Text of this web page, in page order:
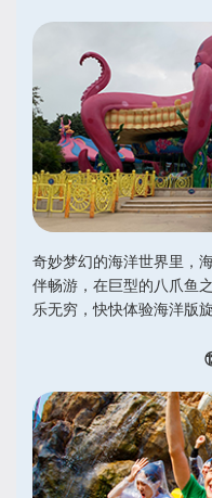
奇妙梦幻的海洋世界里，
伴畅游，在巨型的八爪鱼
乐无穷，快快体验海洋版